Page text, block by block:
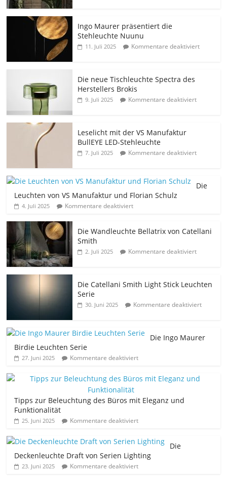
Ingo Maurer präsentiert die
Stehleuchte Nuunu
11. Juli 2025 Kommentare deaktiviert
Die neue Tischleuchte Spectra des
Herstellers Brokis
9. Juli 2025 Kommentare deaktiviert
Leselicht mit der VS Manufaktur
BullEYE LED-Stehleuchte
7. Juli 2025 Kommentare deaktiviert
Die
Leuchten von VS Manufaktur und Florian Schulz
4. Juli 2025 Kommentare deaktiviert
Die Wandleuchte Bellatrix von Catellani
Smith
2. Juli 2025 Kommentare deaktiviert
Die Catellani Smith Light Stick Leuchten
Serie
30. Juni 2025 Kommentare deaktiviert
Die Ingo Maurer
Birdie Leuchten Serie
27. Juni 2025 Kommentare deaktiviert
Tipps zur Beleuchtung des Büros mit Eleganz und
Funktionalität
25. Juni 2025 Kommentare deaktiviert
Die
Deckenleuchte Draft von Serien Lighting
23. Juni 2025 Kommentare deaktiviert